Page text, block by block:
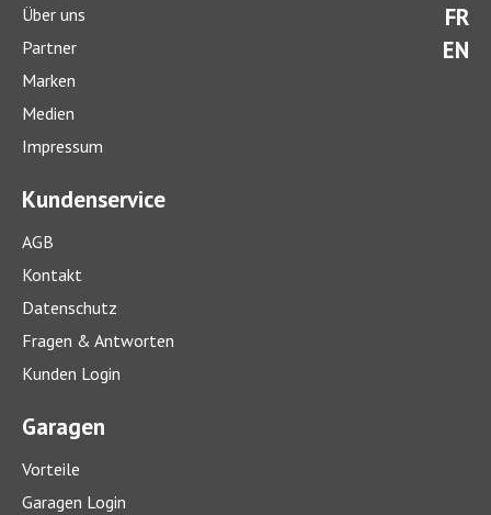
FR
EN
Über uns
Partner
Marken
Medien
Impressum
Kundenservice
AGB
Kontakt
Datenschutz
Fragen & Antworten
Kunden Login
Garagen
Vorteile
Garagen Login